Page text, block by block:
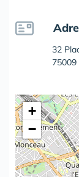
32
75009
+
−